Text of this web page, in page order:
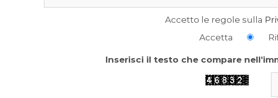
Accetto le regole sulla
Accetta
Inserisci il testo che compare